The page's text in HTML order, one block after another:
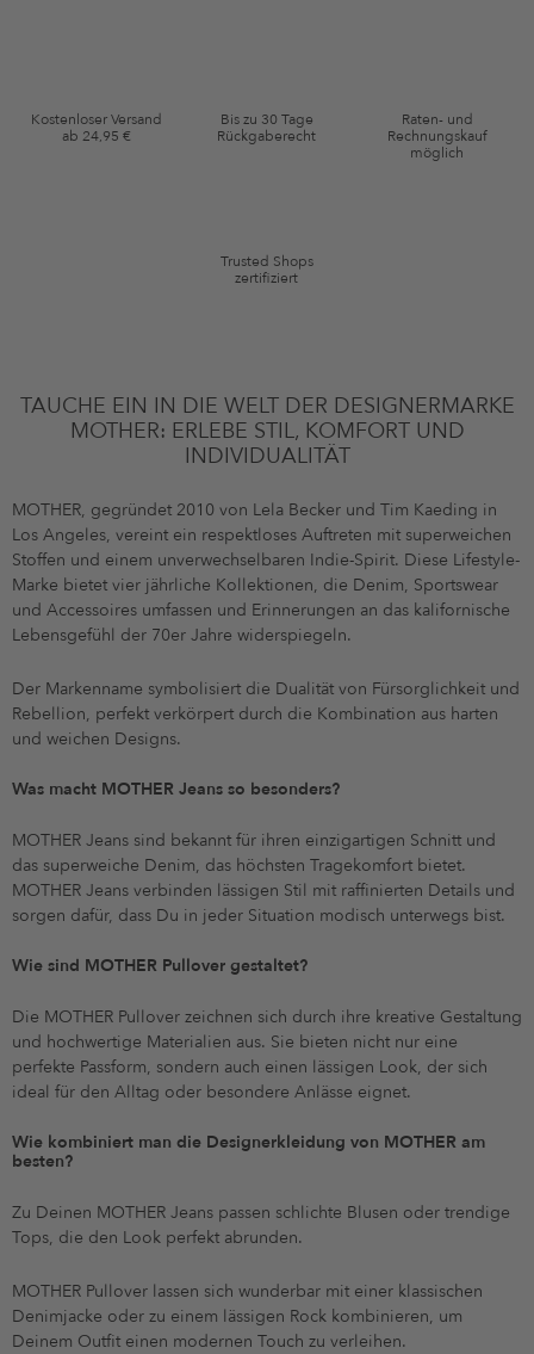
Gutscheinkonditionen
*Gutschein ab Anmeldung 60 Tage einmalig anwendbar. Nicht gültig auf
Kostenloser Versand
ab 24,95 €
Bis zu 30 Tage
Rückgaberecht
Raten- und
Rechnungskauf
möglich
Trusted Shops
zertifiziert
TAUCHE EIN IN DIE WELT DER DESIGNERMARKE
MOTHER: ERLEBE STIL, KOMFORT UND
INDIVIDUALITÄT
MOTHER, gegründet 2010 von Lela Becker und Tim Kaeding in
Los Angeles, vereint ein respektloses Auftreten mit superweichen
Stoffen und einem unverwechselbaren Indie-Spirit. Diese Lifestyle-
Marke bietet vier jährliche Kollektionen, die Denim, Sportswear
und Accessoires umfassen und Erinnerungen an das kalifornische
Lebensgefühl der 70er Jahre widerspiegeln.
Der Markenname symbolisiert die Dualität von Fürsorglichkeit und
Rebellion, perfekt verkörpert durch die Kombination aus harten
und weichen Designs.
Was macht MOTHER Jeans so besonders?
MOTHER Jeans sind bekannt für ihren einzigartigen Schnitt und
das superweiche Denim, das höchsten Tragekomfort bietet.
MOTHER Jeans verbinden lässigen Stil mit raffinierten Details und
sorgen dafür, dass Du in jeder Situation modisch unterwegs bist.
Wie sind MOTHER Pullover gestaltet?
Die MOTHER Pullover zeichnen sich durch ihre kreative Gestaltung
und hochwertige Materialien aus. Sie bieten nicht nur eine
perfekte Passform, sondern auch einen lässigen Look, der sich
ideal für den Alltag oder besondere Anlässe eignet.
Wie kombiniert man die Designerkleidung von MOTHER am
besten?
Zu Deinen MOTHER Jeans passen schlichte Blusen oder trendige
Tops, die den Look perfekt abrunden.
MOTHER Pullover lassen sich wunderbar mit einer klassischen
Denimjacke oder zu einem lässigen Rock kombinieren, um
Deinem Outfit einen modernen Touch zu verleihen.